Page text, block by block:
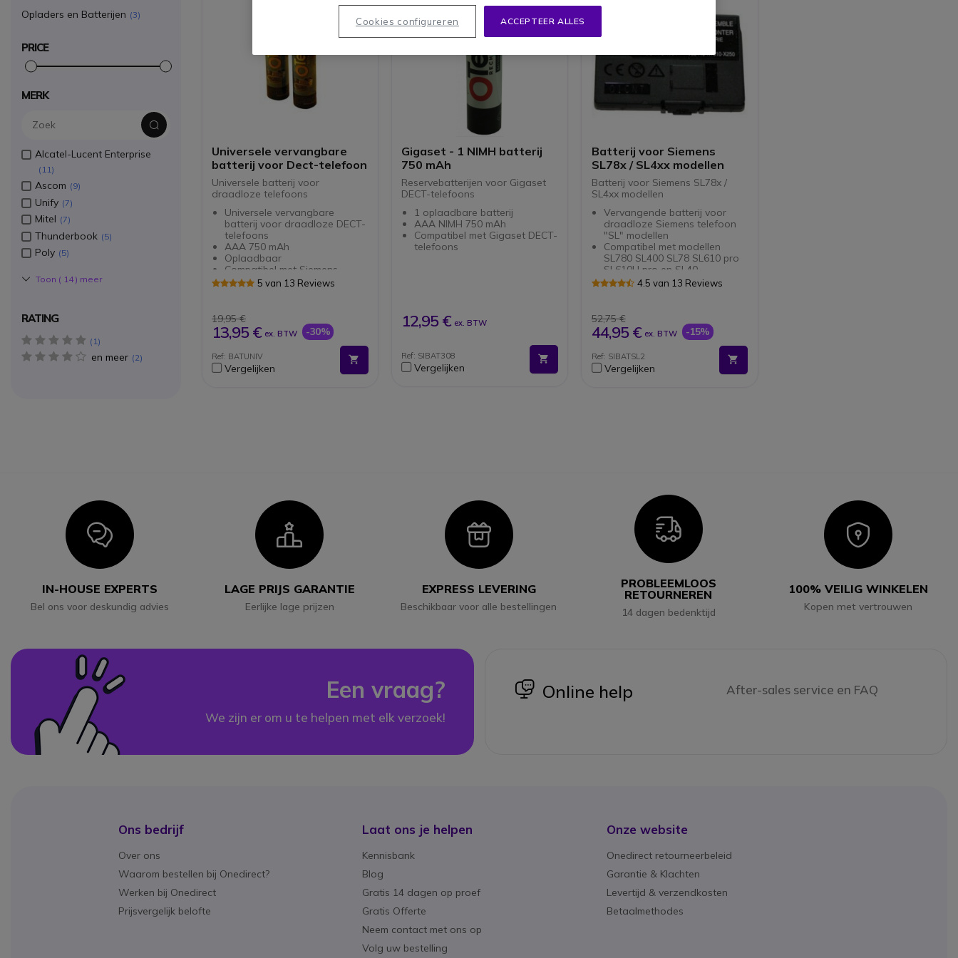
Universele vervangbare
batterij voor Dect-telefoon
Universele batterij voor
draadloze telefoons
Universele vervangbare
batterij voor draadloze DECT-
telefoons
AAA 750 mAh
Oplaadbaar
Compatibel met Siemens
Gigaset-telefoons: C-, E- en S-
C450/C455/C45, E360/365/36,
S450/455/45
Niet compatibel met:
Compatibel met Motorola-
telefoons
5 van 13 Reviews
19,95 €
13,95 € ex. BTW -30%
Ref: BATUNIV
Vergelijken
Gigaset - 1 NIMH batterij
750 mAh
Reservebatterijen voor Gigaset
DECT-telefoons
1 oplaadbare batterij
AAA NIMH 750 mAh
Compatibel met Gigaset DECT-
telefoons
12,95 € ex. BTW
Ref: SIBAT308
Vergelijken
Batterij voor Siemens
SL78x / SL4xx modellen
Batterij voor Siemens SL78x /
SL4xx modellen
Vervangende batterij voor
draadloze Siemens telefoon
"SL" modellen
Compatibel met modellen
SL780 SL400 SL78 SL610 pro
SL610H pro en SL40
4.5 van 13 Reviews
52,75 €
44,95 € ex. BTW -15%
Ref: SIBATSL2
Vergelijken
Opladers en Batterijen 3
PRICE
MERK
Alcatel-Lucent Enterprise
11
Ascom 9
Unify 7
Mitel 7
Thunderbook 5
Poly 5
Toon ( 14 ) meer
RATING
5 star(s)
1
en meer4 star(s)
2
Icon
IN-HOUSE EXPERTS
Bel ons voor deskundig advies
Icon
LAGE PRIJS GARANTIE
Eerlijke lage prijzen
Icon
EXPRESS LEVERING
Beschikbaar voor alle bestellingen
Icon
PROBLEEMLOOS
RETOURNEREN
14 dagen bedenktijd
Icon
100% VEILIG WINKELEN
Kopen met vertrouwen
Een vraag?
We zijn er om u te helpen met elk verzoek!
icon
Online help After-sales service en FAQ
Ons bedrijf
Over ons
Waarom bestellen bij Onedirect?
Werken bij Onedirect
Prijsvergelijk belofte
Laat ons je helpen
Kennisbank
Blog
Gratis 14 dagen op proef
Gratis Offerte
Neem contact met ons op
Volg uw bestelling
Onze website
Onedirect retourneerbeleid
Garantie & Klachten
Levertijd & verzendkosten
Betaalmethodes
ACCEPTEER ALLES
Cookies configureren